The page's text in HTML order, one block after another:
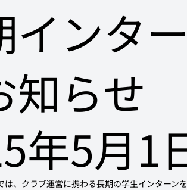
インタ
知らせ
年5月1
は、クラブ運営に携わる長期の学生インター